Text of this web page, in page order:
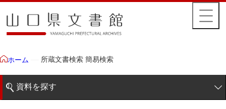
ホーム 所蔵文書検索 簡易検索
資料を探す